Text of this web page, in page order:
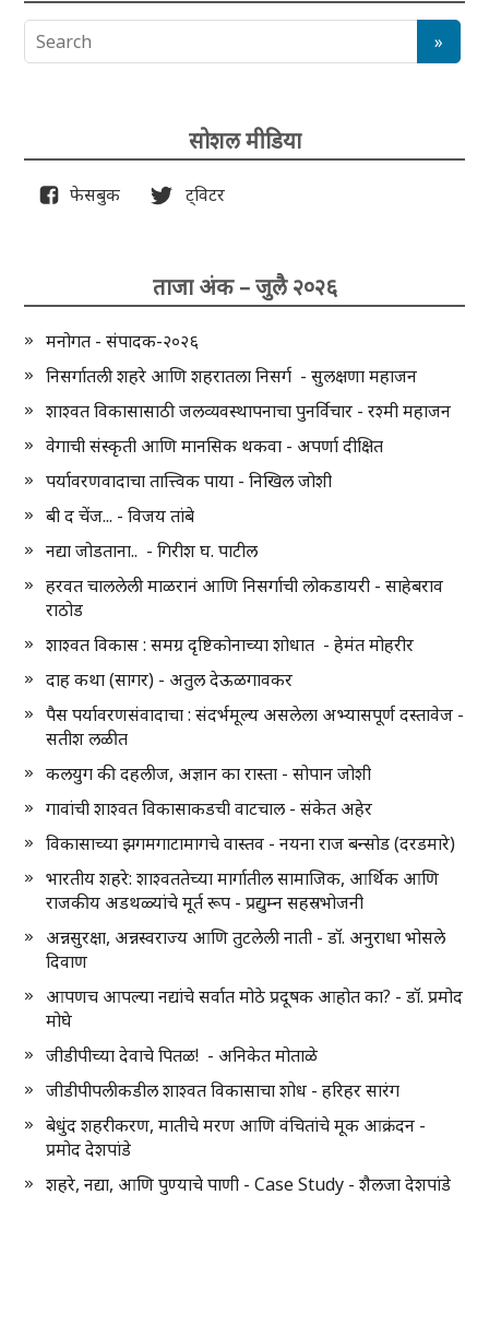
सोशल मीडिया
फेसबुक ट्विटर
ताजा अंक – जुलै २०२६
मनोगत - संपादक-२०२६
निसर्गातली शहरे आणि शहरातला निसर्ग - सुलक्षणा महाजन
शाश्वत विकासासाठी जलव्यवस्थापनाचा पुनर्विचार - रश्मी महाजन
वेगाची संस्कृती आणि मानसिक थकवा - अपर्णा दीक्षित
पर्यावरणवादाचा तात्त्विक पाया - निखिल जोशी
बी द चेंज... - विजय तांबे
नद्या जोडताना.. - गिरीश घ. पाटील
हरवत चाललेली माळरानं आणि निसर्गाची लोकडायरी - साहेबराव
राठोड
शाश्वत विकास : समग्र दृष्टिकोनाच्या शोधात - हेमंत मोहरीर
दाह कथा (सागर) - अतुल देऊळगावकर
पैस पर्यावरणसंवादाचा : संदर्भमूल्य असलेला अभ्यासपूर्ण दस्तावेज -
सतीश लळीत
कलयुग की दहलीज, अज्ञान का रास्ता - सोपान जोशी
गावांची शाश्वत विकासाकडची वाटचाल - संकेत अहेर
विकासाच्या झगमगाटामागचे वास्तव - नयना राज बन्सोड (दरडमारे)
भारतीय शहरे: शाश्वततेच्या मार्गातील सामाजिक, आर्थिक आणि
राजकीय अडथळ्यांचे मूर्त रूप - प्रद्युम्न सहस्रभोजनी
अन्नसुरक्षा, अन्नस्वराज्य आणि तुटलेली नाती - डॉ. अनुराधा भोसले
दिवाण
आपणच आपल्या नद्यांचे सर्वात मोठे प्रदूषक आहोत का? - डॉ. प्रमोद
मोघे
जीडीपीच्या देवाचे पितळ! - अनिकेत मोताळे
जीडीपीपलीकडील शाश्वत विकासाचा शोध - हरिहर सारंग
बेधुंद शहरीकरण, मातीचे मरण आणि वंचितांचे मूक आक्रंदन -
प्रमोद देशपांडे
शहरे, नद्या, आणि पुण्याचे पाणी - Case Study - शैलजा देशपांडे